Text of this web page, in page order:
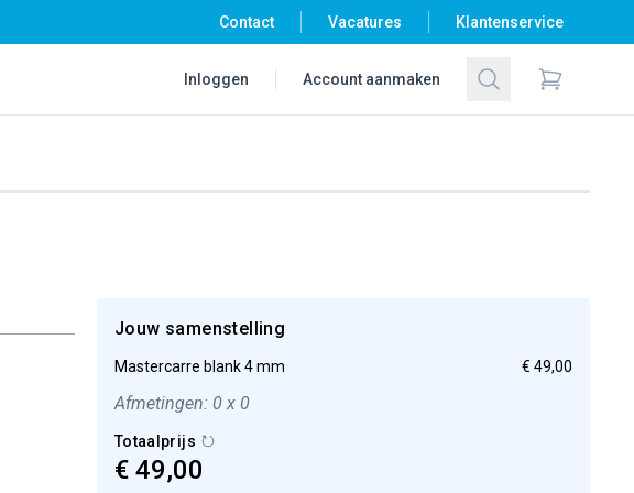
Contact Vacatures Klantenservice
Inloggen Account aanmaken Zoeken
Items in
Jouw samenstelling
Mastercarre blank 4 mm € 49,00
Afmetingen: 0 x 0
Totaalprijs
€ 49,00